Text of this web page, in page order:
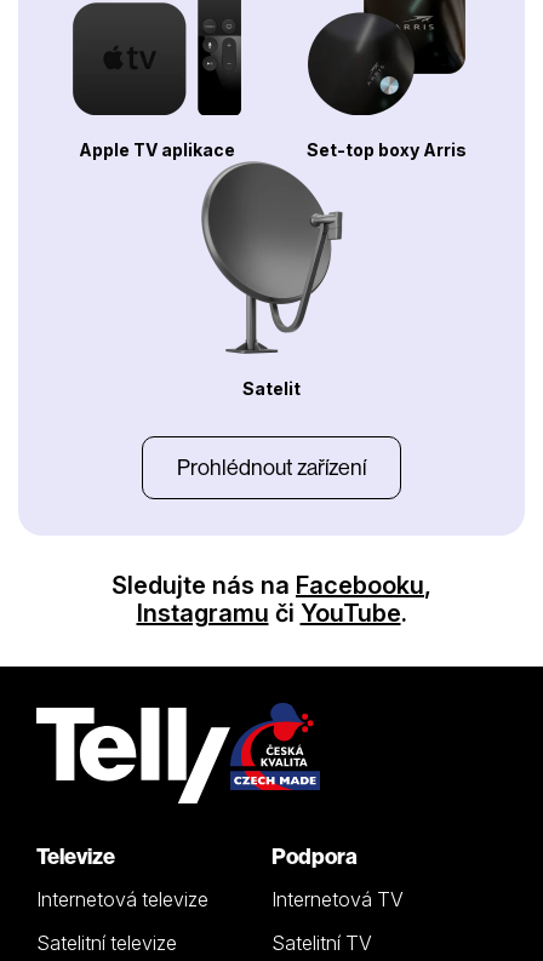
Apple TV aplikace Set-top boxy Arris
Satelit
Prohlédnout zařízení
Sledujte nás na Facebooku,
Instagramu či YouTube.
Televize
Internetová televize
Satelitní televize
Podpora
Internetová TV
Satelitní TV